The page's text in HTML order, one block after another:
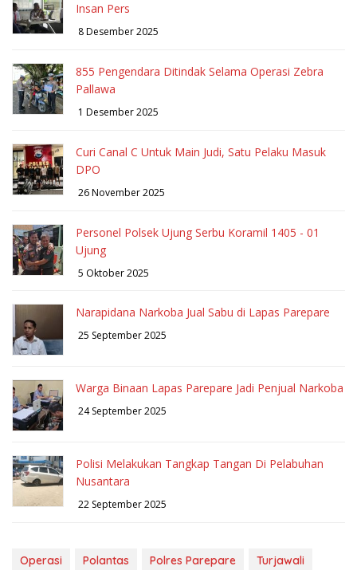
Insan Pers
8 Desember 2025
855 Pengendara Ditindak Selama Operasi Zebra
Pallawa
1 Desember 2025
Curi Canal C Untuk Main Judi, Satu Pelaku Masuk
DPO
26 November 2025
Personel Polsek Ujung Serbu Koramil 1405 - 01
Ujung
5 Oktober 2025
Narapidana Narkoba Jual Sabu di Lapas Parepare
25 September 2025
Warga Binaan Lapas Parepare Jadi Penjual Narkoba
24 September 2025
Polisi Melakukan Tangkap Tangan Di Pelabuhan
Nusantara
22 September 2025
Operasi Polantas Polres Parepare Turjawali